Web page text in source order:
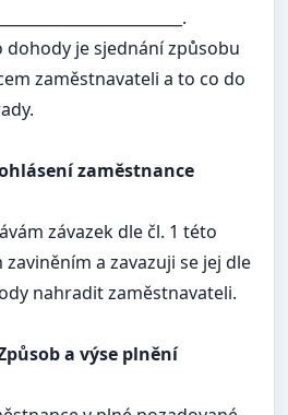
je sjednání způsobu
zaměstnavateli a to co do
zaměstnance
závazek dle čl. 1 této
a zavazuji se jej dle
nahradit zaměstnavateli.
a výse plnění